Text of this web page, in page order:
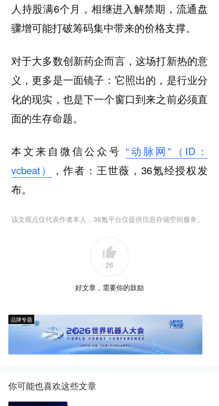
人持股满6个月，相继进入解禁期，流通盘
骤增可能打破筹码集中带来的价格支撑。
对于大多数创新药企而言，这场打新热的意
义，更多是一面镜子：它照出的，是行业分
化的现实，也是下一个窗口到来之前必须直
面的生存命题。
本文来自微信公众号 “动脉网”（ID：
vcbeat）
，作者：王世薇，36氪经授权发
布。
该文观点仅代表作者本人，36氪平台仅提供信息存储空间服务。
26
好文章，需要你的鼓励
品牌专题
你可能也喜欢这些文章